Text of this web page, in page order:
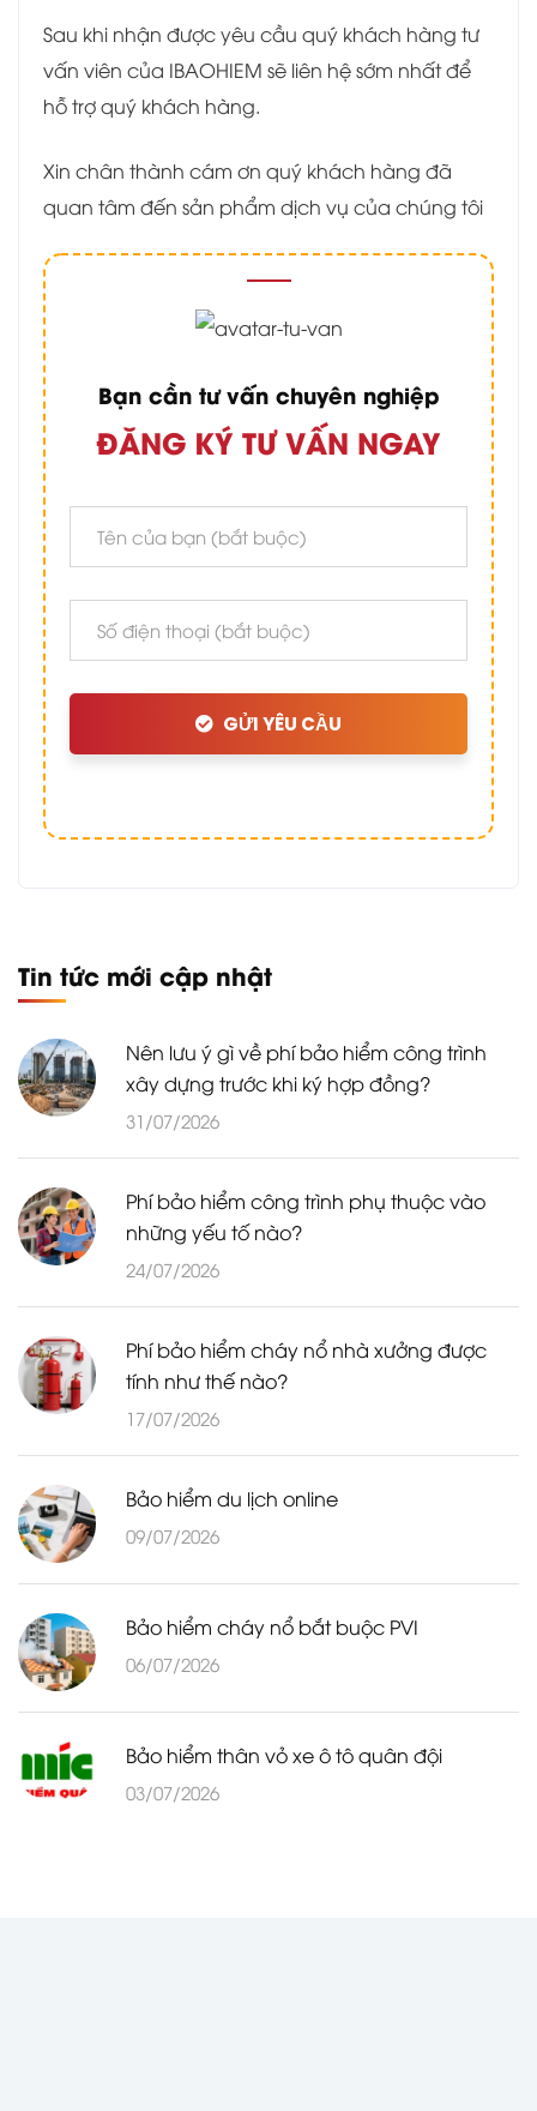
Sau khi nhận được yêu cầu quý khách hàng tư
vấn viên của IBAOHIEM sẽ liên hệ sớm nhất để
hỗ trợ quý khách hàng.
Xin chân thành cám ơn quý khách hàng đã
quan tâm đến sản phẩm dịch vụ của chúng tôi
Bạn cần tư vấn chuyên nghiệp
ĐĂNG KÝ TƯ VẤN NGAY
GỬI YÊU CẦU
Tin tức mới cập nhật
Nên lưu ý gì về phí bảo hiểm công trình
xây dựng trước khi ký hợp đồng?
31/07/2026
Phí bảo hiểm công trình phụ thuộc vào
những yếu tố nào?
24/07/2026
Phí bảo hiểm cháy nổ nhà xưởng được
tính như thế nào?
17/07/2026
Bảo hiểm du lịch online
09/07/2026
Bảo hiểm cháy nổ bắt buộc PVI
06/07/2026
Bảo hiểm thân vỏ xe ô tô quân đội
03/07/2026